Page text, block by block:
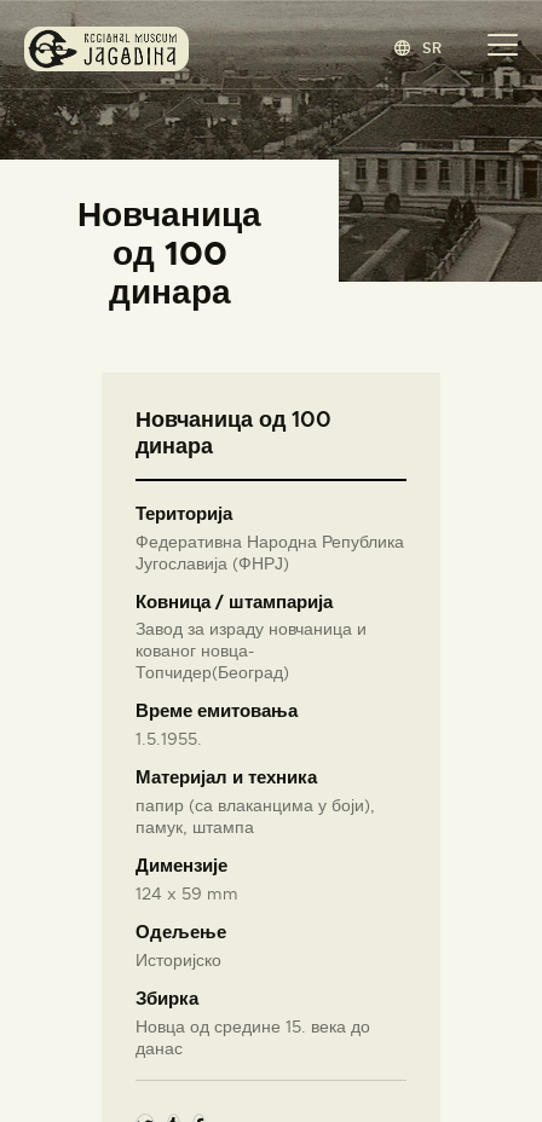
SR
Новчаница
од 100
динара
ЗАВИЧАЈНИ МУЗЕЈ ЈАГОДИНА
www.jagodina.museum
ЗБИРКЕ
ИЗЛОЖБЕ
ДОГАЂАЈИ
НАШ МУЗЕЈ
ENGLISH
Новчаница од 100
динара
Територија
Федеративна Народна Република
Југославија (ФНРЈ)
Ковница / штампарија
Завод за израду новчаница и
кованог новца-
Топчидер(Београд)
Време емитовања
1.5.1955.
Материјал и техника
папир (са влаканцима у боји),
памук, штампа
Димензије
124 x 59 mm
Одељење
Историјско
Збирка
Новца од средине 15. века до
данас